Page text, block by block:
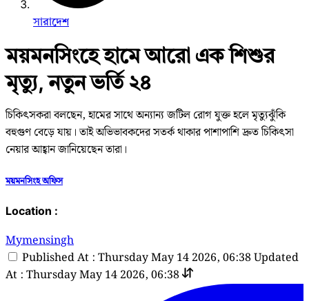
সারাদেশ
ময়মনসিংহে হামে আরো এক শিশুর
মৃত্যু, নতুন ভর্তি ২৪
চিকিৎসকরা বলছেন, হামের সাথে অন্যান্য জটিল রোগ যুক্ত হলে মৃত্যুঝুঁকি
বহুগুণ বেড়ে যায়। তাই অভিভাবকদের সতর্ক থাকার পাশাপাশি দ্রুত চিকিৎসা
নেয়ার আহ্বান জানিয়েছেন তারা।
ময়মনসিংহ অফিস
Location :
Mymensingh
Published At : Thursday May 14 2026, 06:38Updated
At : Thursday May 14 2026, 06:38